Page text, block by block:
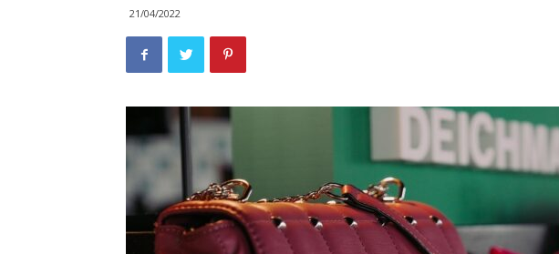
21/04/2022